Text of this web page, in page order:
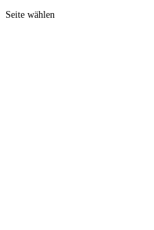
Seite wählen